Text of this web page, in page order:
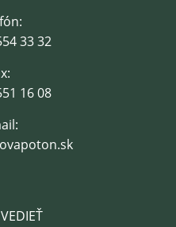
33 32
16 08